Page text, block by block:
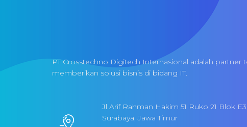
PT Crosstechno Digitech Internasional adalah partner
memberikan solusi bisnis di bidang IT.
Jl Arif Rahman Hakim 51 Ruko 21 Blok
Surabaya, Jawa Timur